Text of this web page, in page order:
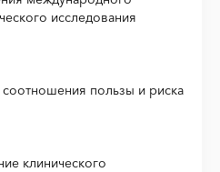
исследования
пользы и риска
клинического